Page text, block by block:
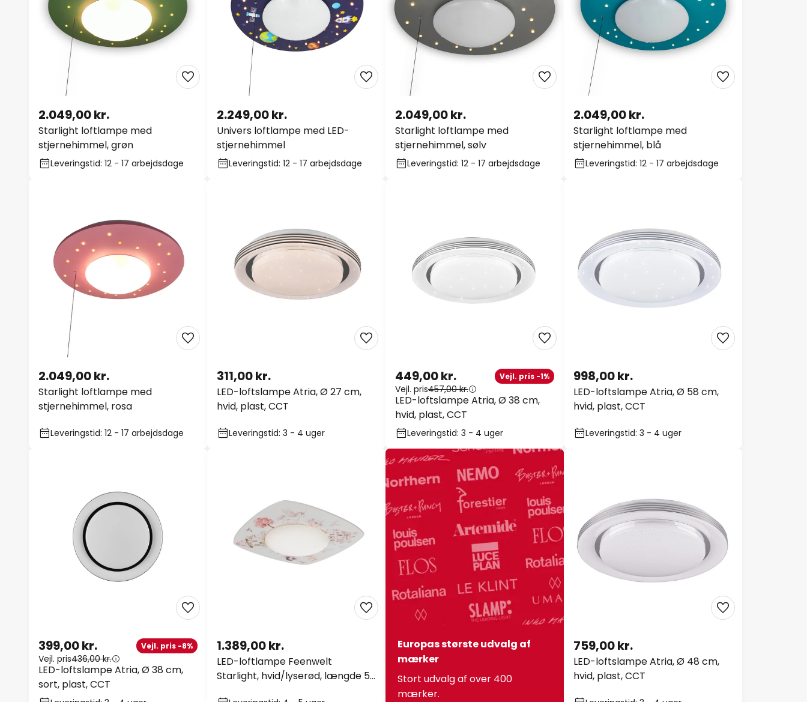
Starlight loftlampe med
stjernehimmel, grøn
2.049,00 kr.
Leveringstid: 12 - 17 arbejdsdage
Univers loftlampe med LED-
stjernehimmel
2.249,00 kr.
Leveringstid: 12 - 17 arbejdsdage
Starlight loftlampe med
stjernehimmel, sølv
2.049,00 kr.
Leveringstid: 12 - 17 arbejdsdage
Starlight loftlampe med
stjernehimmel, blå
2.049,00 kr.
Leveringstid: 12 - 17 arbejdsdage
Starlight loftlampe med
stjernehimmel, rosa
2.049,00 kr.
Leveringstid: 12 - 17 arbejdsdage
LED-loftslampe Atria, Ø 27 cm,
hvid, plast, CCT
311,00 kr.
Leveringstid: 3 - 4 uger
LED-loftslampe Atria, Ø 38 cm,
hvid, plast, CCT
449,00 kr. Vejl. pris -1%
Vejl. pris457,00 kr.
Leveringstid: 3 - 4 uger
LED-loftslampe Atria, Ø 58 cm,
hvid, plast, CCT
998,00 kr.
Leveringstid: 3 - 4 uger
LED-loftslampe Atria, Ø 38 cm,
sort, plast, CCT
399,00 kr. Vejl. pris -8%
Vejl. pris436,00 kr.
LED-loftlampe Feenwelt
Starlight, hvid/lyserød, længde 58
1.389,00 kr.
Europas største udvalg af
mærker
Stort udvalg af over 400
mærker.
LED-loftslampe Atria, Ø 48 cm,
hvid, plast, CCT
759,00 kr.